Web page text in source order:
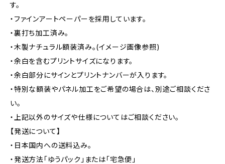
す。
・ファインアートペーパーを採用しています。
・裏打ち加工済み。
・木製ナチュラル額装済み。(イメージ画像参照)
・余白を含むプリントサイズになります。
・余白部分にサインとプリントナンバーが入ります。
・特別な額装やパネル加工をご希望の場合は、別途ご相談くださ
い。
・上記以外のサイズや仕様についてはご相談ください。
【発送について】
・日本国内への送料込み。
・発送方法「ゆうパック」または「宅急便」